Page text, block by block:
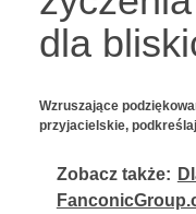
dla
Wzruszające
przyjacielskie,
Zobacz także: